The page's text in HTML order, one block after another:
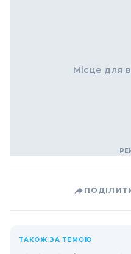
Місце для
ТАКОЖ ЗА ТЕМОЮ